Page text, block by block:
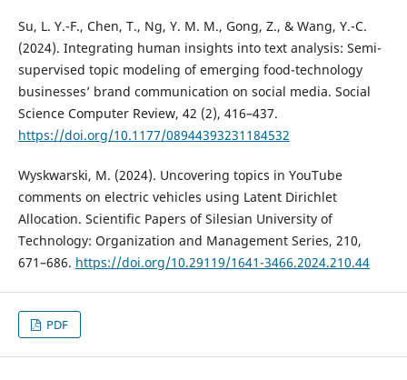
Su, L. Y.-F., Chen, T., Ng, Y. M. M., Gong, Z., & Wang, Y.-C.
(2024). Integrating human insights into text analysis: Semi-
supervised topic modeling of emerging food-technology
businesses’ brand communication on social media. Social
Science Computer Review, 42 (2), 416–437.
https://doi.org/10.1177/08944393231184532
Wyskwarski, M. (2024). Uncovering topics in YouTube
comments on electric vehicles using Latent Dirichlet
Allocation. Scientific Papers of Silesian University of
Technology: Organization and Management Series, 210,
671–686. https://doi.org/10.29119/1641-3466.2024.210.44
PDF